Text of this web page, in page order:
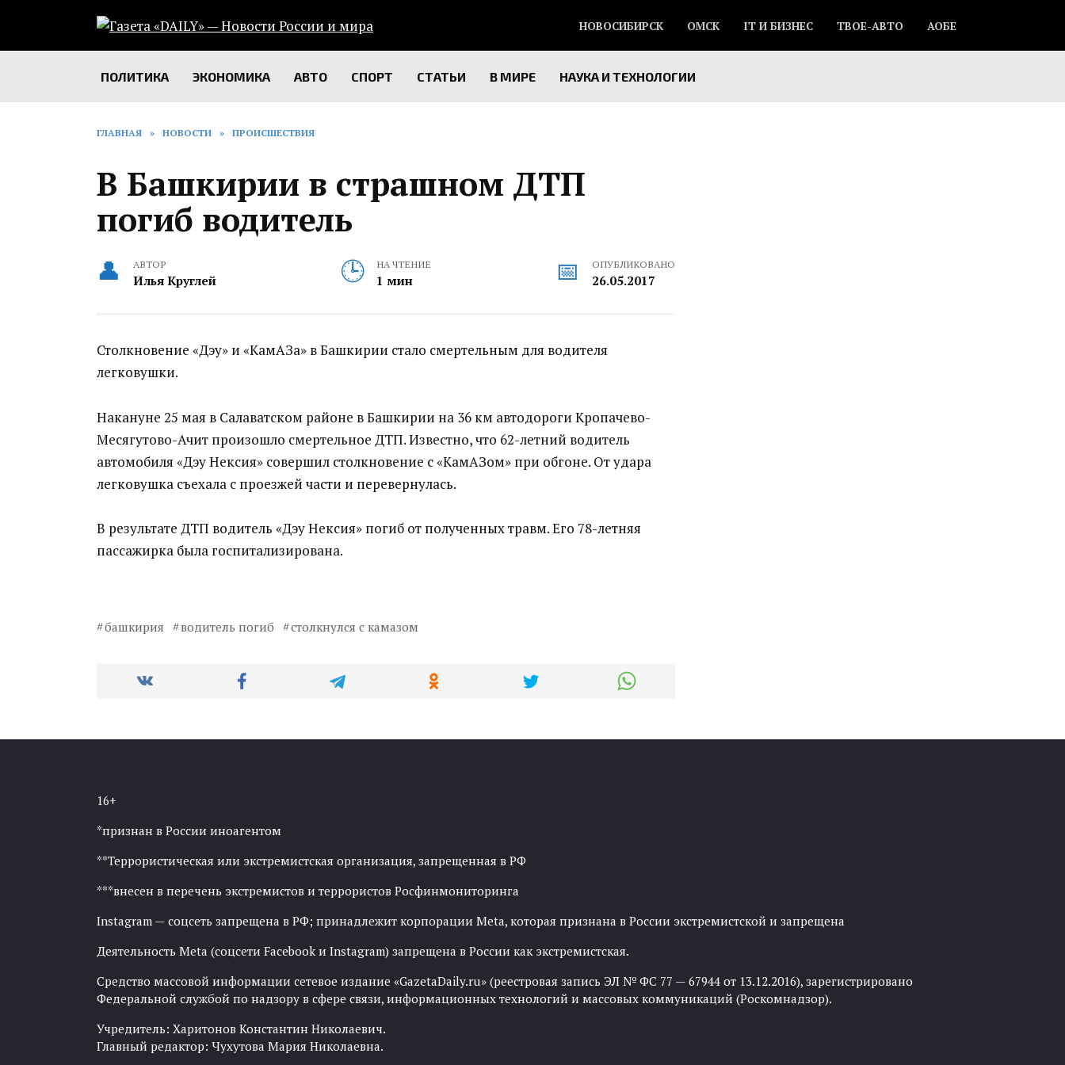
содержанию
НОВОСИБИРСК ОМСК IT И БИЗНЕС ТВОЕ-АВТО АОБЕ
ПОЛИТИКА ЭКОНОМИКА АВТО СПОРТ СТАТЬИ В МИРЕ НАУКА И ТЕХНОЛОГИИ
ГЛАВНАЯ » НОВОСТИ » ПРОИСШЕСТВИЯ
В Башкирии в страшном ДТП
погиб водитель
АВТОР
Илья Круглей
НА ЧТЕНИЕ
1 мин
ОПУБЛИКОВАНО
26.05.2017
Столкновение «Дэу» и «КамАЗа» в Башкирии стало смертельным для водителя
легковушки.
Накануне 25 мая в Салаватском районе в Башкирии на 36 км автодороги Кропачево-
Месягутово-Ачит произошло смертельное ДТП. Известно, что 62-летний водитель
автомобиля «Дэу Нексия» совершил столкновение с «КамАЗом» при обгоне. От удара
легковушка съехала с проезжей части и перевернулась.
В результате ДТП водитель «Дэу Нексия» погиб от полученных травм. Его 78-летняя
пассажирка была госпитализирована.
башкирия водитель погиб столкнулся с камазом
16+
*признан в России иноагентом
**Террористическая или экстремистская организация, запрещенная в РФ
***внесен в перечень экстремистов и террористов Росфинмониторинга
Instagram — соцсеть запрещена в РФ; принадлежит корпорации Meta, которая признана в России экстремистской и запрещена
Деятельность Meta (соцсети Facebook и Instagram) запрещена в России как экстремистская.
Средство массовой информации сетевое издание «GazetaDaily.ru» (реестровая запись ЭЛ № ФС 77 — 67944 от 13.12.2016), зарегистрировано
Федеральной службой по надзору в сфере связи, информационных технологий и массовых коммуникаций (Роскомнадзор).
Учредитель: Харитонов Константин Николаевич.
Главный редактор: Чухутова Мария Николаевна.